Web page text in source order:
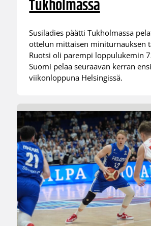
Tukholmassa
Susiladies päätti Tukholmassa
ottelun mittaisen miniturnauksen
Ruotsi oli parempi loppulukemin
Suomi pelaa seuraavan kerran ensi
viikonloppuna Helsingissä.